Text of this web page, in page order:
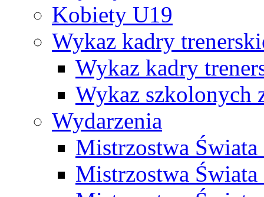
Kobiety U19
Wykaz kadry
Wykaz kadry
Wykaz szkolonych
Wydarzenia
Mistrzostwa
Mistrzostwa